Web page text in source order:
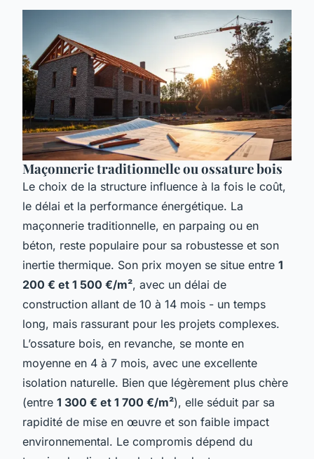
Maçonnerie traditionnelle ou ossature bois
Le choix de la structure influence à la fois le coût,
le délai et la performance énergétique. La
maçonnerie traditionnelle, en parpaing ou en
béton, reste populaire pour sa robustesse et son
inertie thermique. Son prix moyen se situe entre 1
200 € et 1 500 €/m², avec un délai de
construction allant de 10 à 14 mois - un temps
long, mais rassurant pour les projets complexes.
L’ossature bois, en revanche, se monte en
moyenne en 4 à 7 mois, avec une excellente
isolation naturelle. Bien que légèrement plus chère
(entre 1 300 € et 1 700 €/m²), elle séduit par sa
rapidité de mise en œuvre et son faible impact
environnemental. Le compromis dépend du